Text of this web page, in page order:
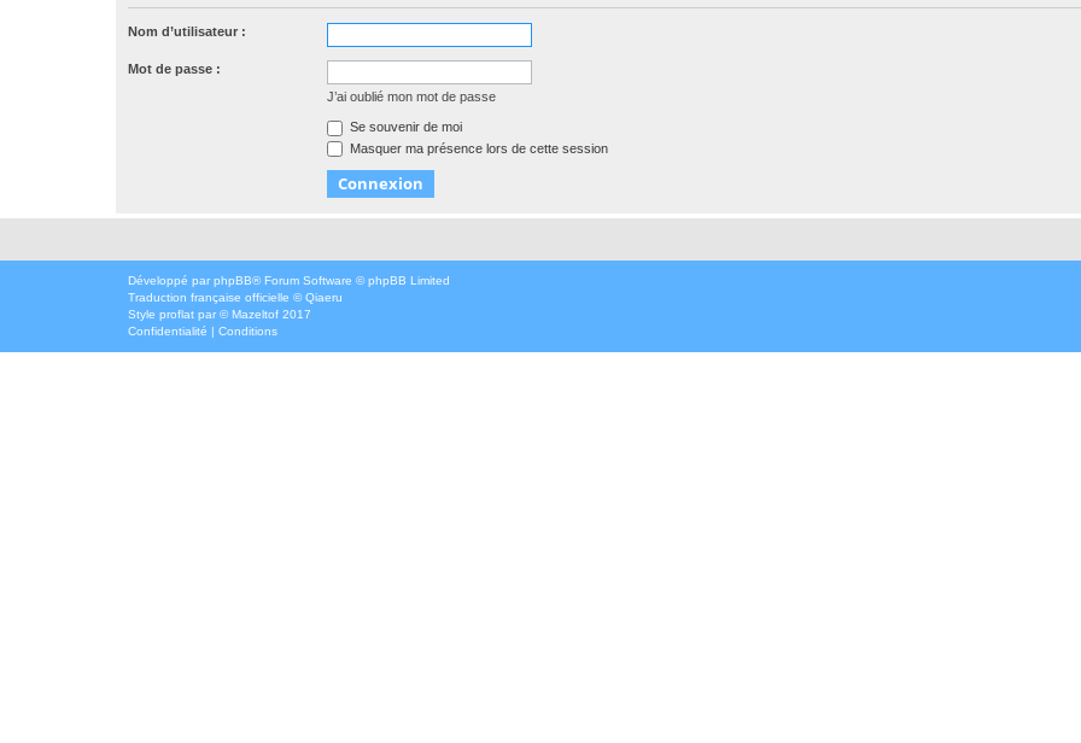
Nom d’utilisateur :
Mot de passe :
J’ai oublié mon mot de passe
Se souvenir de moi
Masquer ma présence lors de cette session
Développé par phpBB® Forum Software © phpBB Limited
Traduction française officielle ©Qiaeru
Style proflat par ©Mazeltof 2017
Confidentialité | Conditions